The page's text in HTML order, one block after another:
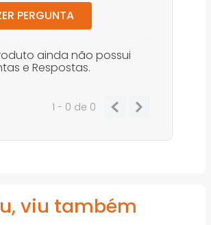
PERGUNTA
ainda não possui
e Respostas.
1 - 0 de 0
viu também